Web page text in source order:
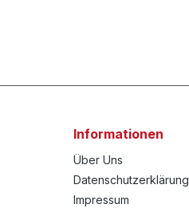
Informationen
Über Uns
Datenschutzerklärung
Impressum